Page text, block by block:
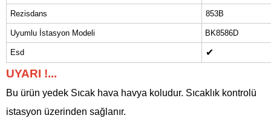
Rezisdans 853B
Uyumlu İstasyon Modeli BK8586D
Esd ✔
UYARI !...
Bu ürün yedek Sıcak hava havya koludur. Sıcaklık kontrolü
istasyon üzerinden sağlanır.